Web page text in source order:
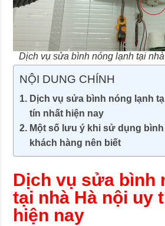
Dịch vụ sửa bình nóng lạnh tại
NỘI DUNG CHÍNH
Dịch vụ sửa bình nóng lạnh
tín nhất hiện nay
Một số lưu ý khi sử dụng
khách hàng nên biết
Dịch vụ sửa bình
tại nhà Hà nội uy
hiện nay